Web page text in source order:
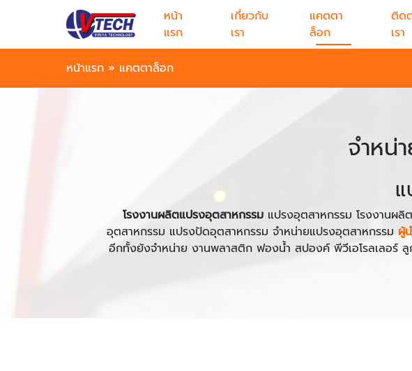
หน้า
แรก
เกี่ยวกับ
เรา
แคตตา
ล็อก
ติด
เรา
หน้าแรก » แคตตาล็อก
จำหน่
โรงงานผลิตแปรงอุตสาหกรรม แปรงอุตสาหกรรม โรงงานผ
อุตสาหกรรม แปรงปัดอุตสาหกรรม จำหน่ายแปรงอุตสาหกรรม ผู้
อีกทั้งยังจำหน่าย งานพลาสติก ฟองน้ำ สปองค์ พีวีเอโรลเลอร์